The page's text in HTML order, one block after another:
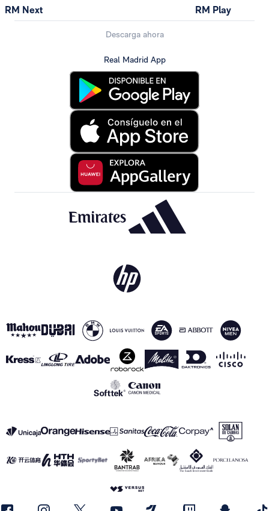
RM Next RM Play
Descarga ahora
Real Madrid App